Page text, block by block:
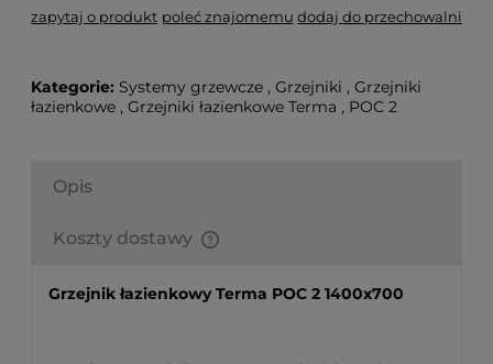
zapytaj o produkt poleć znajomemu dodaj do przechowalni
Kategorie: Systemy grzewcze , Grzejniki , Grzejniki
łazienkowe , Grzejniki łazienkowe Terma , POC 2
Opis
Koszty dostawy
produktów które się w nim znajdują.
Grzejnik łazienkowy Terma POC 2 1400x700